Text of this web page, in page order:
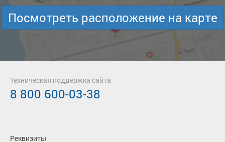
Посмотреть расположение на карте
Реквизиты
Техническая поддержка сайта
8 800 600-03-38